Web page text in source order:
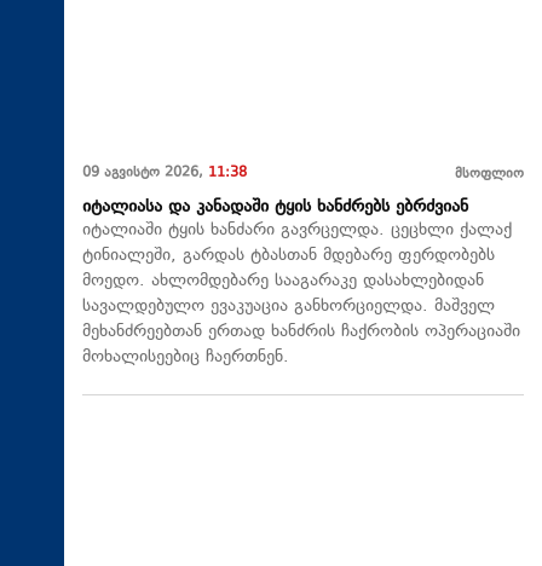
09 აგვისტო 2026, 11:38 მსოფლიო
იტალიასა და კანადაში ტყის ხანძრებს ებრძვიან
იტალიაში ტყის ხანძარი გავრცელდა. ცეცხლი ქალაქ
ტინიალეში, გარდას ტბასთან მდებარე ფერდობებს
მოედო. ახლომდებარე სააგარაკე დასახლებიდან
სავალდებულო ევაკუაცია განხორციელდა. მაშველ
მეხანძრეებთან ერთად ხანძრის ჩაქრობის ოპერაციაში
მოხალისეებიც ჩაერთნენ.